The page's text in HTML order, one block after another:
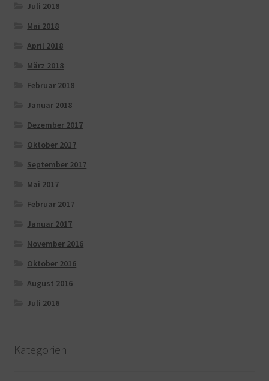
Juli 2018
Mai 2018
April 2018
März 2018
Februar 2018
Januar 2018
Dezember 2017
Oktober 2017
September 2017
Mai 2017
Februar 2017
Januar 2017
November 2016
Oktober 2016
August 2016
Juli 2016
Kategorien